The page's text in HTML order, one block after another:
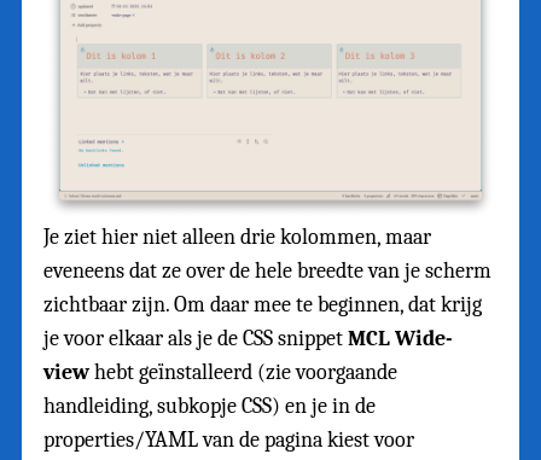
Je ziet hier niet alleen drie kolommen, maar
eveneens dat ze over de hele breedte van je scherm
zichtbaar zijn. Om daar mee te beginnen, dat krijg
je voor elkaar als je de CSS snippetMCL Wide-
viewhebt geïnstalleerd (zie voorgaande
handleiding, subkopje CSS) en je in de
properties/YAML van de pagina kiest voor